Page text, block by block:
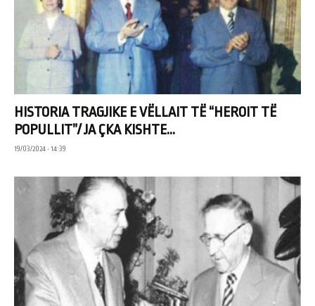
HISTORIA TRAGJIKE E VËLLAIT TË “HEROIT TË
POPULLIT”/ JA ÇKA KISHTE...
19/03/2024 • 14:39